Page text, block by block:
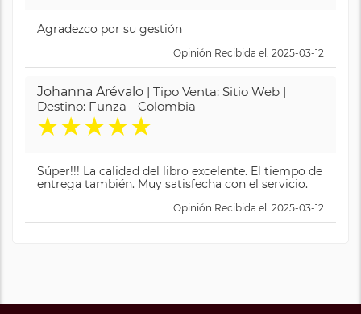
Agradezco por su gestión
Opinión Recibida el: 2025-03-12
Johanna Arévalo | Tipo Venta: Sitio Web |
Destino: Funza - Colombia
★★★★★
Súper!!! La calidad del libro excelente. El tiempo de
entrega también. Muy satisfecha con el servicio.
Opinión Recibida el: 2025-03-12